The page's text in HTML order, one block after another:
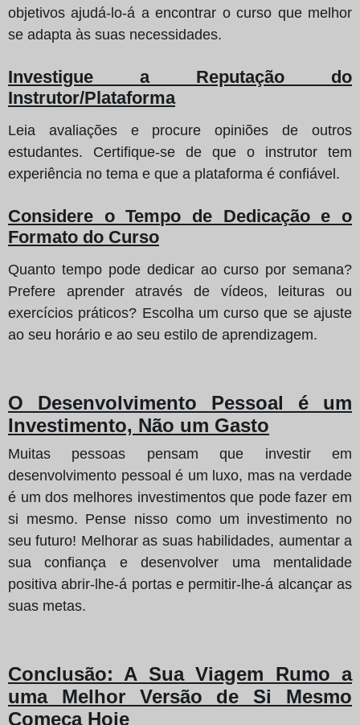
objetivos ajudá-lo-á a encontrar o curso que melhor
se adapta às suas necessidades.
Investigue a Reputação do
Instrutor/Plataforma
Leia avaliações e procure opiniões de outros
estudantes. Certifique-se de que o instrutor tem
experiência no tema e que a plataforma é confiável.
Considere o Tempo de Dedicação e o
Formato do Curso
Quanto tempo pode dedicar ao curso por semana?
Prefere aprender através de vídeos, leituras ou
exercícios práticos? Escolha um curso que se ajuste
ao seu horário e ao seu estilo de aprendizagem.
O Desenvolvimento Pessoal é um
Investimento, Não um Gasto
Muitas pessoas pensam que investir em
desenvolvimento pessoal é um luxo, mas na verdade
é um dos melhores investimentos que pode fazer em
si mesmo. Pense nisso como um investimento no
seu futuro! Melhorar as suas habilidades, aumentar a
sua confiança e desenvolver uma mentalidade
positiva abrir-lhe-á portas e permitir-lhe-á alcançar as
suas metas.
Conclusão: A Sua Viagem Rumo a
uma Melhor Versão de Si Mesmo
Começa Hoje